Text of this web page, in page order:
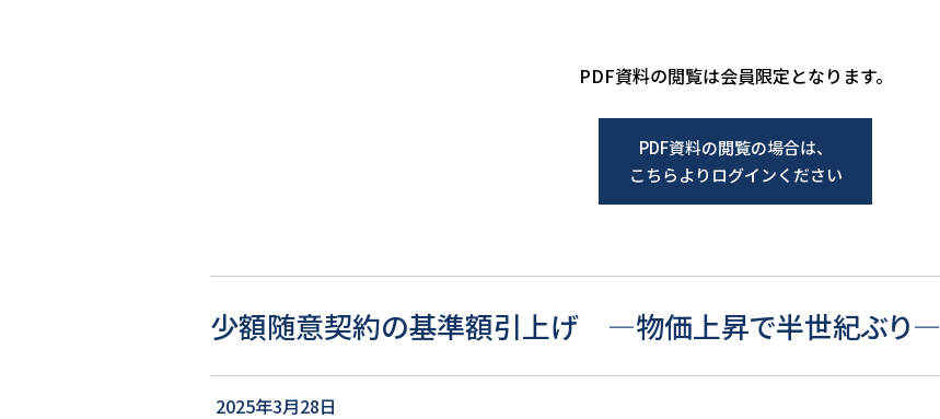
PDF資料の閲覧は会員限定となります。
PDF資料の閲覧の場合は、
こちらよりログインください
少額随意契約の基準額引上げ ―物価上昇で半世紀ぶり―
2025年3月28日